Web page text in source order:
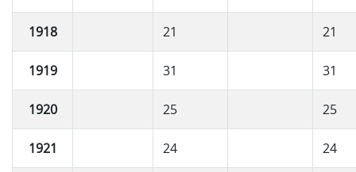
1918 21 21
1919 31 31
1920 25 25
1921 24 24